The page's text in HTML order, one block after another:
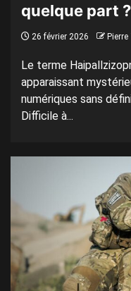
quelque part ?
26 février 2026
Le terme
apparaissant
numériques sans
Difficile à...